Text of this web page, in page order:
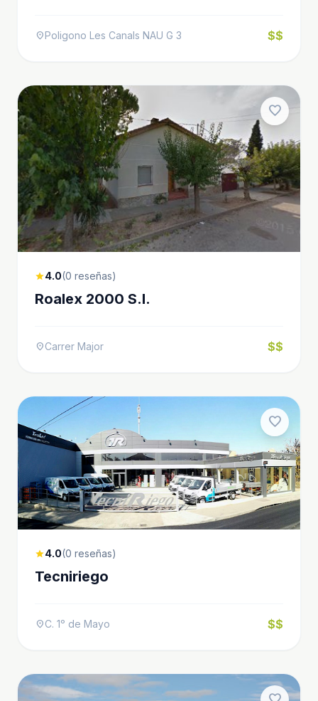
location_onPoligono Les Canals NAU G 3 $$
favorite
star4.0(0 reseñas)
Roalex 2000 S.l.
location_onCarrer Major $$
favorite
star4.0(0 reseñas)
Tecniriego
location_onC. 1ᵒ de Mayo $$